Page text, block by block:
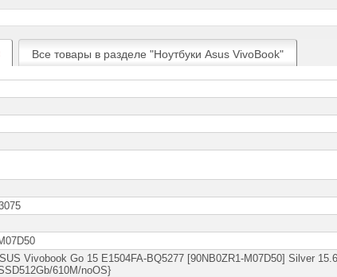
Все товары в разделе "Ноутбуки Asus VivoBook"
Vivobook Go 15 E1504FA-BQ5277 [90NB0ZR1-M07D50] Silver
610M/noOS}